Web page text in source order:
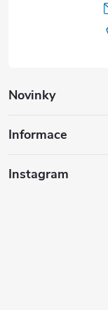
Novinky
Informace
Instagram